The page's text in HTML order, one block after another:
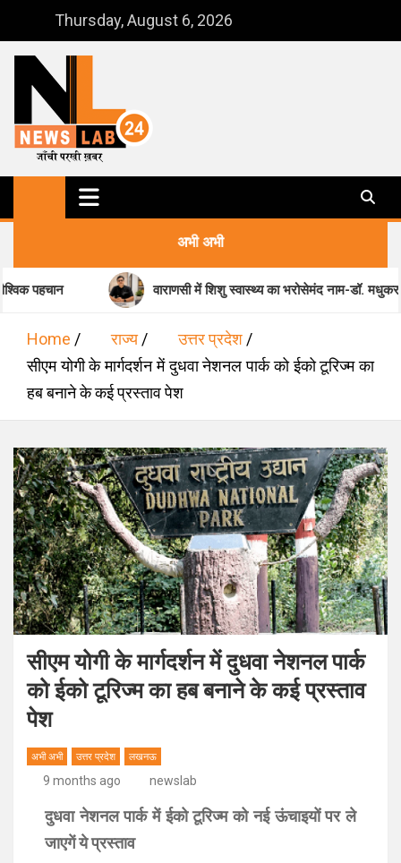
content
Thursday, August 6, 2026
NewsLab24
जाँची परखी ख़बर
अभी अभी
वाराणसी में शिशु स्वास्थ्य का भरोसेमंद नाम-डॉ. मधुकर पांडेय
Home राज्य
उत्तर प्रदेश
सीएम योगी के मार्गदर्शन में दुधवा नेशनल पार्क को ईको टूरिज्म का
हब बनाने के कई प्रस्ताव पेश
सीएम योगी के मार्गदर्शन में दुधवा नेशनल पार्क
को ईको टूरिज्म का हब बनाने के कई प्रस्ताव
पेश
अभी अभी उत्तर प्रदेश लखनऊ
9 months ago newslab
दुधवा नेशनल पार्क में ईको टूरिज्म को नई ऊंचाइयों पर ले
जाएगें ये प्रस्ताव